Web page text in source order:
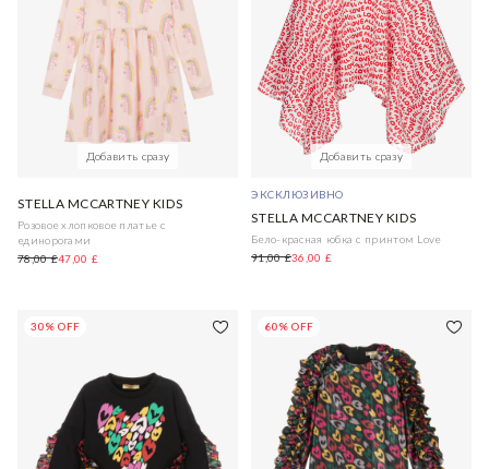
Добавить сразу
STELLA MCCARTNEY KIDS
Розовое хлопковое платье с
единорогами
78,00 £47,00 £
Добавить сразу
ЭКСКЛЮЗИВНО
STELLA MCCARTNEY KIDS
Бело-красная юбка с принтом Love
91,00 £36,00 £
30% OFF 60% OFF